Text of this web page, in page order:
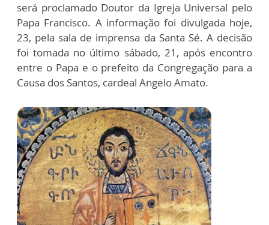
será proclamado Doutor da Igreja Universal pelo
Papa Francisco. A informação foi divulgada hoje,
23, pela sala de imprensa da Santa Sé. A decisão
foi tomada no último sábado, 21, após encontro
entre o Papa e o prefeito da Congregação para a
Causa dos Santos, cardeal Angelo Amato.